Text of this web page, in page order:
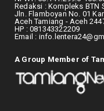
Pemkot
Induk,
Mengurai
Redaksi : Kompleks BTN
Jln. Flamboyan No. 01
Aceh Tamiang - Aceh
HP : 081343322209
Email :
A Group Member of